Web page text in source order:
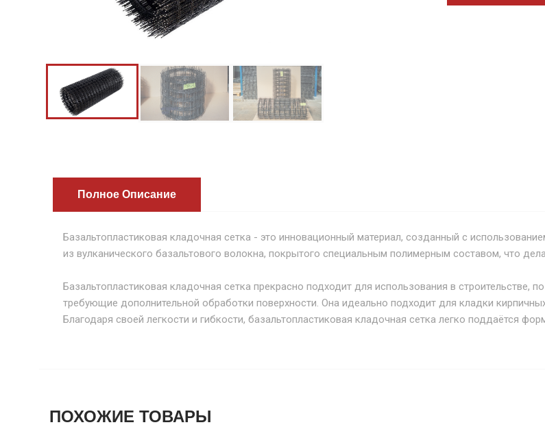
Полное Описание
Базальтопластиковая кладочная сетка - это инновационный материал, созданный с
из вулканического базальтового волокна, покрытого специальным полимерным составом, что
Базальтопластиковая кладочная сетка прекрасно подходит для использования в строительстве,
требующие дополнительной обработки поверхности. Она идеально подходит для кладки
Благодаря своей легкости и гибкости, базальтопластиковая кладочная сетка легко поддаётся
ПОХОЖИЕ ТОВАРЫ